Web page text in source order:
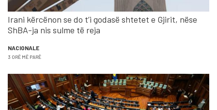
Irani kërcënon se do t’i godasë shtetet e Gjirit, nëse
ShBA-ja nis sulme të reja
NACIONALE
3 ORË MË PARË